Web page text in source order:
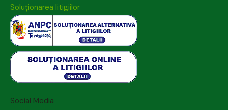
Soluționarea litigiilor
Social Media